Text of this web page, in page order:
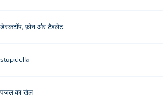
डेस्कटॉप, फ़ोन और टैबलेट
stupidella
पजल का खेल